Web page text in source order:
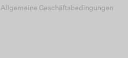
Allgemeine Geschäftsbedingungen